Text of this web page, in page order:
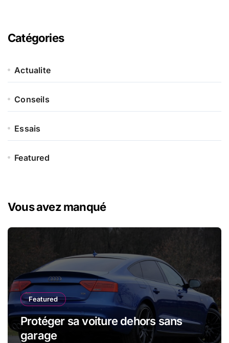
Catégories
Actualite
Conseils
Essais
Featured
Vous avez manqué
Featured
Protéger sa voiture dehors sans
garage